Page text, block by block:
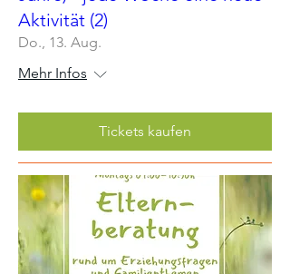
Aktivität (2)
Do., 13. Aug.
Mehr Infos
Tickets kaufen